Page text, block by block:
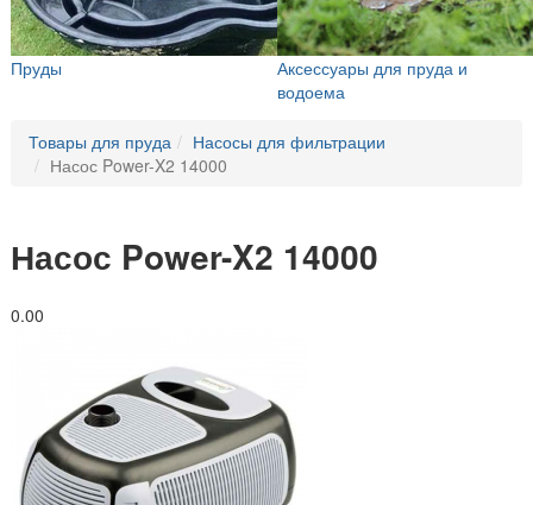
Пруды
Аксессуары для пруда и
водоема
Товары для пруда
Насосы для фильтрации
Насос Power-X2 14000
Насос Power-X2 14000
0.00